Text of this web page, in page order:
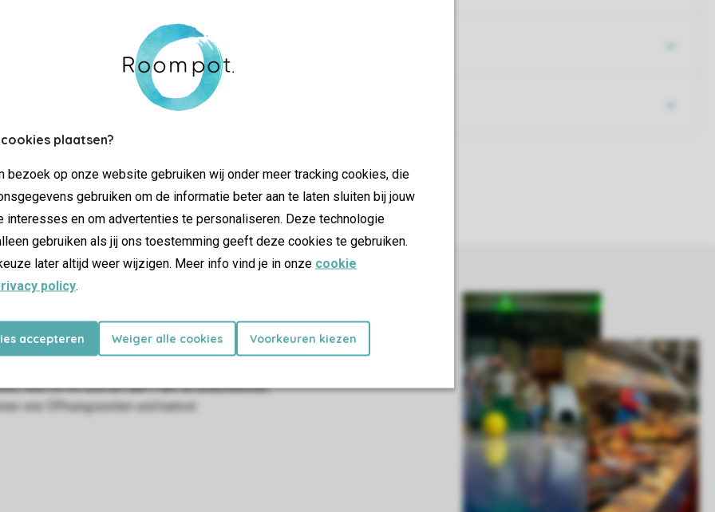
plaatsen?
bezoek op onze website gebruiken wij onder meer tracking cookies, die
gebruiken om de informatie beter aan te laten sluiten bij jouw
interesses en om advertenties te personaliseren. Deze technologie
gebruiken als jij ons toestemming geeft deze cookies te gebruiken.
later altijd weer wijzigen. Meer info vind je in onze cookie
policy.
accepteren Weiger alle cookies Voorkeuren kiezen
in der Nähe
nicht gestattet